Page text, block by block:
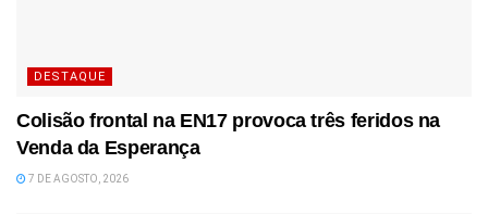
DESTAQUE
Colisão frontal na EN17 provoca três feridos na
Venda da Esperança
7 DE AGOSTO, 2026